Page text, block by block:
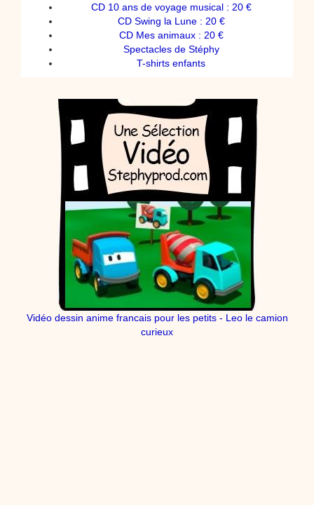
CD 10 ans de voyage musical : 20 €
CD Swing la Lune : 20 €
CD Mes animaux : 20 €
Spectacles de Stéphy
T-shirts enfants
Vidéo dessin anime francais pour les petits - Leo le camion
curieux